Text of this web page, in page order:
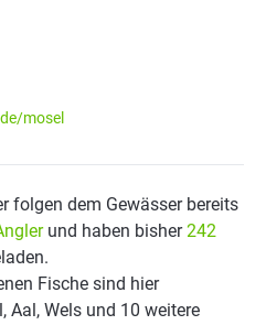
mosel
folgen dem Gewässer bereits
und haben bisher242
Fische sind hier
Aal, Wels und 10 weitere